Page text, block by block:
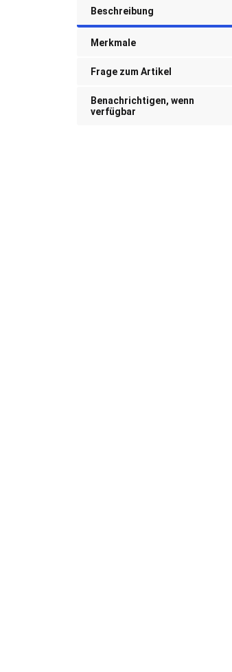
Beschreibung
Merkmale
Frage zum Artikel
Benachrichtigen, wenn
verfügbar